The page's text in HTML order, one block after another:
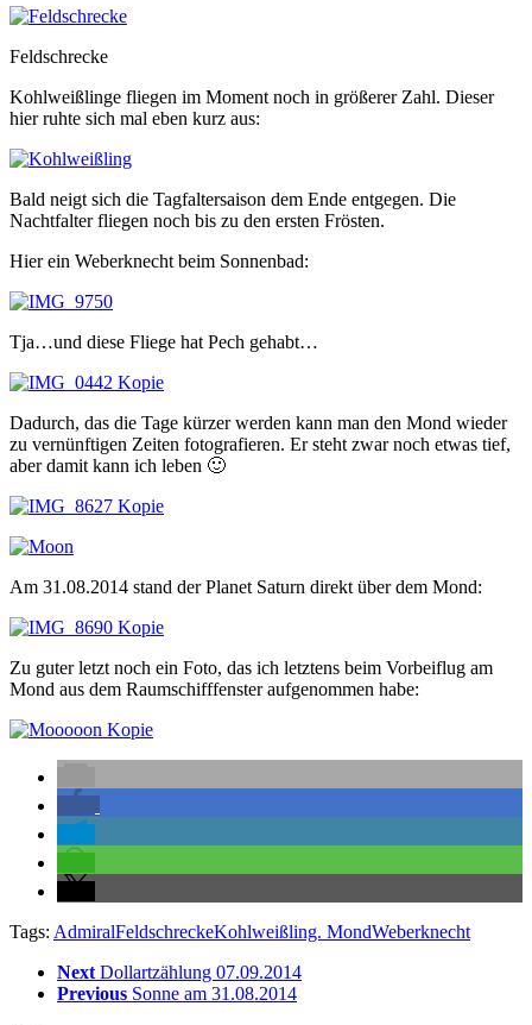
Feldschrecke
Kohlweißlinge fliegen im Moment noch in größerer Zahl. Dieser
hier ruhte sich mal eben kurz aus:
Bald neigt sich die Tagfaltersaison dem Ende entgegen. Die
Nachtfalter fliegen noch bis zu den ersten Frösten.
Hier ein Weberknecht beim Sonnenbad:
Tja…und diese Fliege hat Pech gehabt…
Dadurch, das die Tage kürzer werden kann man den Mond wieder
zu vernünftigen Zeiten fotografieren. Er steht zwar noch etwas tief,
aber damit kann ich leben 🙂
Am 31.08.2014 stand der Planet Saturn direkt über dem Mond:
Zu guter letzt noch ein Foto, das ich letztens beim Vorbeiflug am
Mond aus dem Raumschifffenster aufgenommen habe:
Tags: AdmiralFeldschreckeKohlweißling. MondWeberknecht
Next Dollartzählung 07.09.2014
Previous Sonne am 31.08.2014